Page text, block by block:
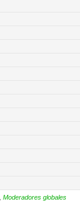
Moderadores globales